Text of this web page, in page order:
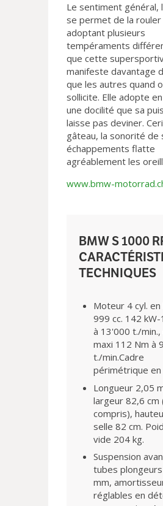
Le sentiment général,
se permet de la rouler
adoptant plusieurs
tempéraments
que cette
manifeste davantage
que les autres quand
sollicite. Elle adopte
une docilité que sa
laisse pas deviner.
gâteau, la sonorité de
échappements flatte
agréablement les
www.bmw-
BMW S 1000
TECHNIQUES
Moteur 4 cyl. en
999 cc. 142 kW-
à 13'000 t./min.,
maxi 112 Nm à
t./min.Cadre
périmétrique en
Longueur 2,05
largeur 82,6
compris),
selle 82 cm.
vide 204 kg.
Suspension
tubes
mm,
réglables en